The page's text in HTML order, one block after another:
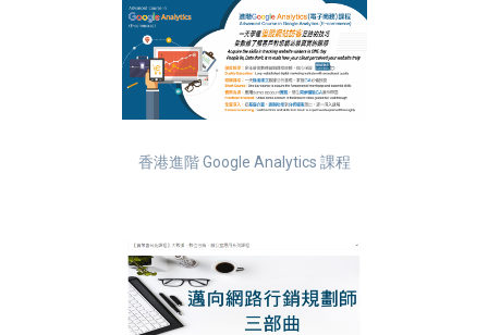
香港進階 Google Analytics 課程